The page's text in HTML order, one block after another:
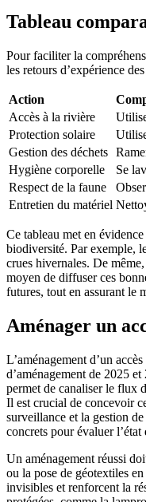
Tableau
Pour faciliter la
les retours d’expérience
Action
Accès à la rivière
Protection solaire
Gestion des déchets
Hygiène corporelle
Se
Respect de la faune
Entretien du matériel
Ce tableau met en
biodiversité. Par exemple,
crues hivernales. De
moyen de diffuser ces
futures, tout en assurant le
Aménager un
L’aménagement d’un
d’aménagement de 2025
permet de canaliser le flux
Il est crucial de concevoir
surveillance et la gestion
concrets pour évaluer
Un aménagement réussi
ou la pose de géotextiles
invisibles et renforcent la